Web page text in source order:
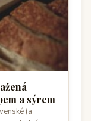
a sýrem
(a